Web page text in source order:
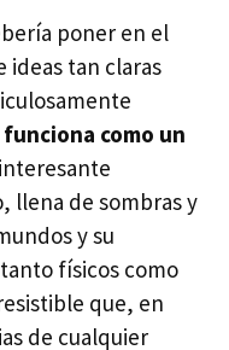
poner en el
ideas tan claras
funciona como un
llena de sombras y
y su
físicos como
que, en
de cualquier